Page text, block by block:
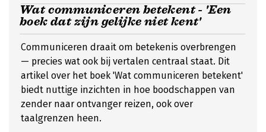
Wat communiceren betekent - 'Een
boek dat zijn gelijke niet kent'
Communiceren draait om betekenis overbrengen
— precies wat ook bij vertalen centraal staat. Dit
artikel over het boek 'Wat communiceren betekent'
biedt nuttige inzichten in hoe boodschappen van
zender naar ontvanger reizen, ook over
taalgrenzen heen.